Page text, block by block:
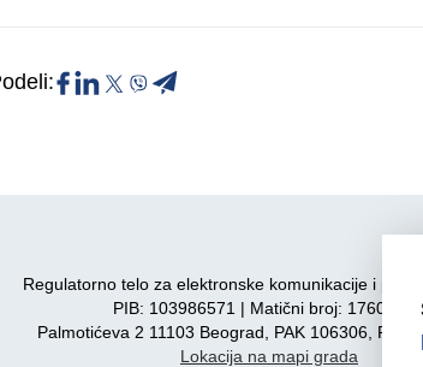
Regulatorno telo za elektronske komunikacije i
PIB: 103986571 | Matični broj:
Palmotićeva 2 11103 Beograd, PAK 106306,
Lokacija na mapi grada